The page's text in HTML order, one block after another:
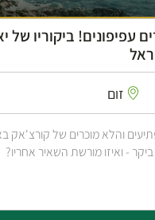
עפיפונים! ביקוריו של
זום
והלא מוכרים של קורצ'אק
ביקר - ואיזו מורשת השאיר אחריו?